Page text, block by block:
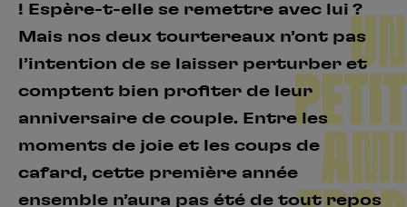
! Espère-t-elle se remettre avec lui ?
Mais nos deux tourtereaux n’ont pas
l’intention de se laisser perturber et
comptent bien profiter de leur
anniversaire de couple. Entre les
moments de joie et les coups de
cafard, cette première année
ensemble n’aura pas été de tout repos
UN
PETIT
AMI